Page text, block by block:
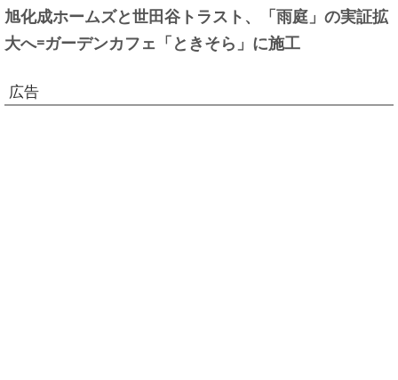
旭化成ホームズと世田谷トラスト、「雨庭」の実証拡
大へ=ガーデンカフェ「ときそら」に施工
広告